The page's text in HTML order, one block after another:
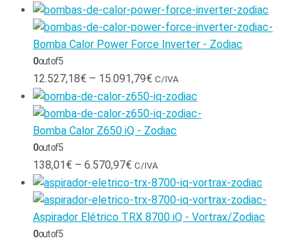
Bomba Calor Power Force Inverter - Zodiac
0out of 5
12.527,18€ – 15.091,79€ C/IVA
Bomba Calor Z650 iQ - Zodiac
0out of 5
138,01€ – 6.570,97€ C/IVA
Aspirador Elétrico TRX 8700 iQ - Vortrax/Zodiac
0out of 5